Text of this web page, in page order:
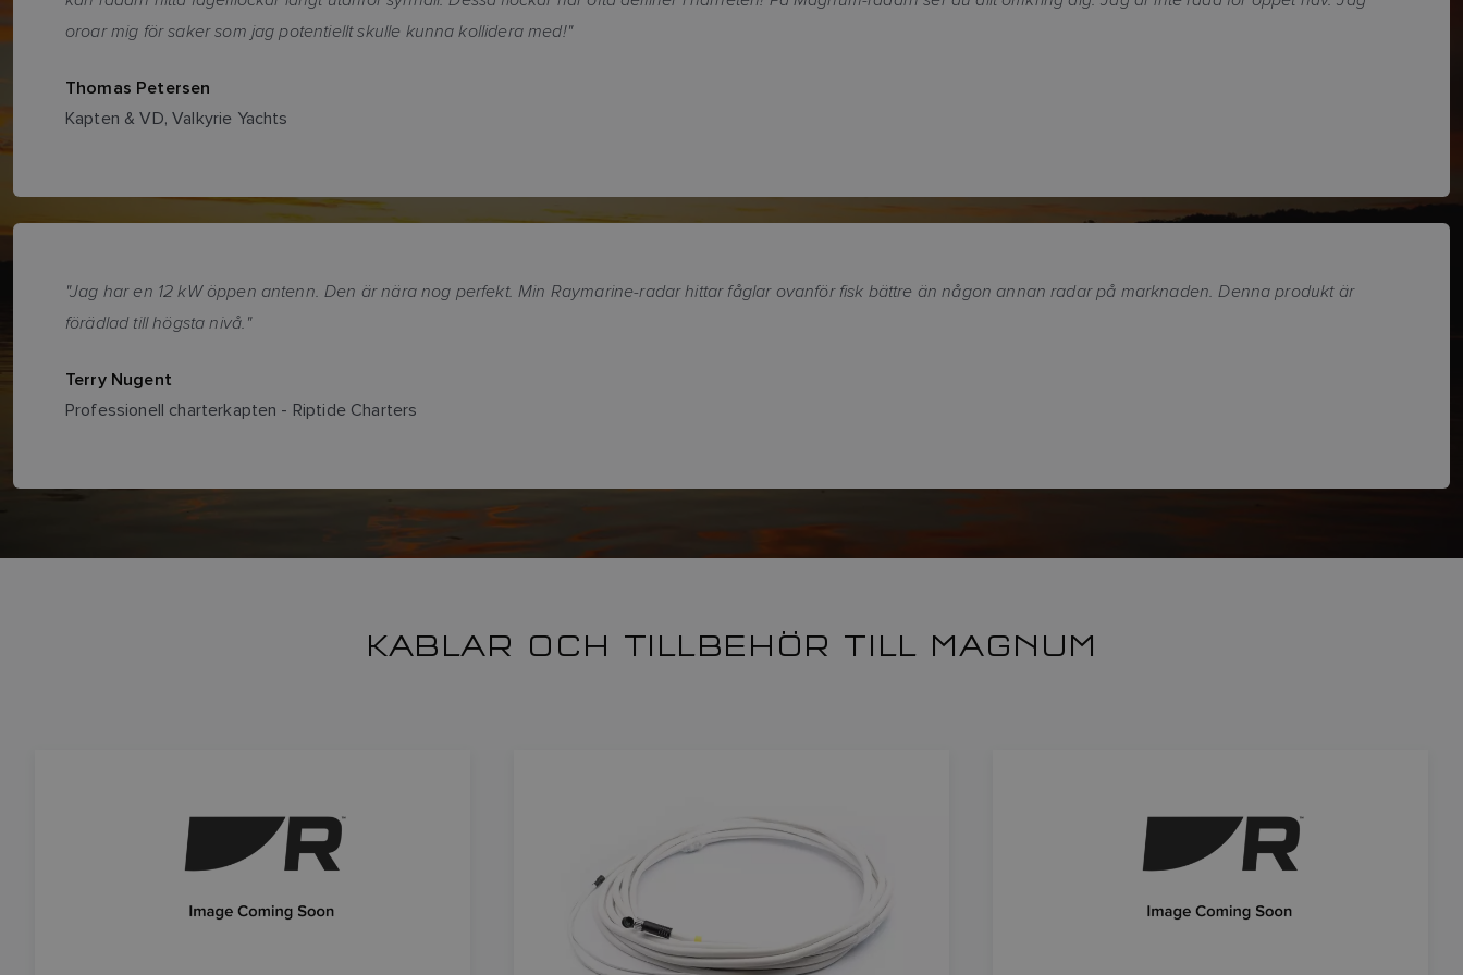
oroar mig för saker som jag potentiellt skulle kunna kollidera med!"
Thomas Petersen
Kapten & VD, Valkyrie Yachts
"Jag har en 12 kW öppen antenn. Den är nära nog perfekt. Min Raymarine-radar hittar fåglar ovanför fisk bättre än någon annan radar på marknaden. Denna produkt är
förädlad till högsta nivå."
Terry Nugent
Professionell charterkapten - Riptide Charters
KABLAR OCH TILLBEHÖR TILL MAGNUM